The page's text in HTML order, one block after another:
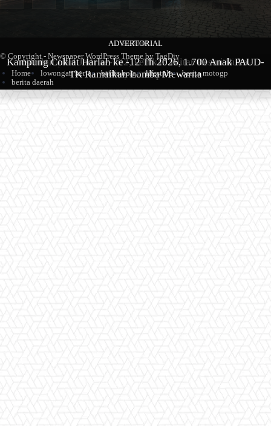
BERITA
Produk Kopi Premium Asal Wonodadi Ramaikan Blitarian
Expo 2026
BERITA
Sambut Hari Jadi ke-702, Pemkab Blitar Resmi Buka
Blitarian Expo
ADVERTORIAL
Kampung Coklat Harlah ke -12 Th 2026, 1.700 Anak PAUD-
TK Ramaikan Lomba Mewarna
© Copyright - Newspaper WordPress Theme by TagDiv
Home
lowongan kerja berita bola lifestyle
berita motogp
berita daerah